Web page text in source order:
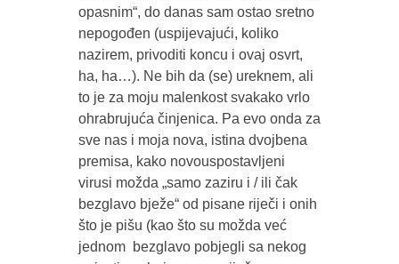
opasnim“, do danas sam ostao sretno
nepogođen (uspijevajući, koliko
nazirem, privoditi koncu i ovaj osvrt,
ha, ha…). Ne bih da (se) ureknem, ali
to je za moju malenkost svakako vrlo
ohrabrujuća činjenica. Pa evo onda za
sve nas i moja nova, istina dvojbena
premisa, kako novouspostavljeni
virusi možda „samo zaziru i / ili čak
bezglavo bježe“ od pisane riječi i onih
što je pišu (kao što su možda već
jednom bezglavo pobjegli sa nekog